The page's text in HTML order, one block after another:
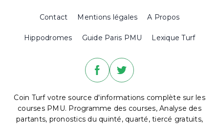
Contact Mentions légales A Propos
Hippodromes Guide Paris PMU Lexique Turf
Coin Turf votre source d'informations complète sur les
courses PMU. Programme des courses, Analyse des
partants, pronostics du quinté, quarté, tiercé gratuits,